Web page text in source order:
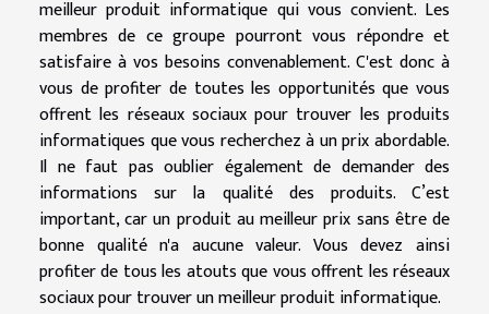
meilleur produit informatique qui vous convient. Les
membres de ce groupe pourront vous répondre et
satisfaire à vos besoins convenablement. C'est donc à
vous de profiter de toutes les opportunités que vous
offrent les réseaux sociaux pour trouver les produits
informatiques que vous recherchez à un prix abordable.
Il ne faut pas oublier également de demander des
informations sur la qualité des produits. C’est
important, car un produit au meilleur prix sans être de
bonne qualité n'a aucune valeur. Vous devez ainsi
profiter de tous les atouts que vous offrent les réseaux
sociaux pour trouver un meilleur produit informatique.